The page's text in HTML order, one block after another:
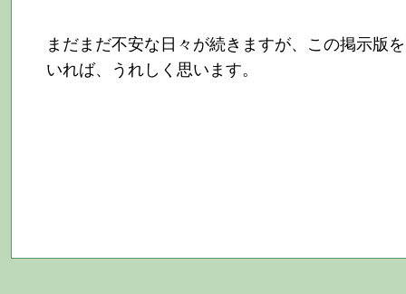
まだまだ不安な日々が続きますが、この掲示版
いれば、うれしく思います。